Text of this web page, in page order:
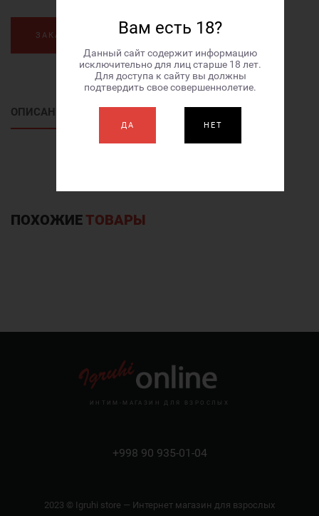
ЗАКАЗАТЬ
ОПИСАНИЕ ТОВАРА
ПОХОЖИЕТОВАРЫ
ИНТИМ-МАГАЗИН ДЛЯ ВЗРОСЛЫХ
+998 90 935-01-04
2023 © Igruhi store — Интернет магазин для взрослых
Вам есть 18?
Данный сайт содержит информацию
исключительно для лиц старше 18 лет.
Для доступа к сайту вы должны
подтвердить свое совершеннолетие.
ДА НЕТ